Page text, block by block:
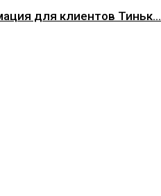
для клиентов Тиньк...